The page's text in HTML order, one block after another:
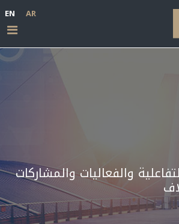
AR
EN
والفعاليات والمشاركات